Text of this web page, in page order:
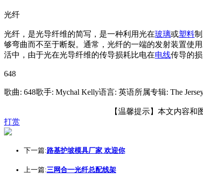
光纤
光纤，是光导纤维的简写，是一种利用光在玻璃或塑料
够弯曲而不至于断裂。通常，光纤的一端的发射装置使用
活中，由于光在光导纤维的传导损耗比电在电线传导的
648
歌曲: 648歌手: Mychal Kelly语言: 英语所属专辑: The
【温馨提示】本文内容和
打赏
下一篇:路基护坡模具厂家 欢迎你
上一篇:三网合一光纤总配线架